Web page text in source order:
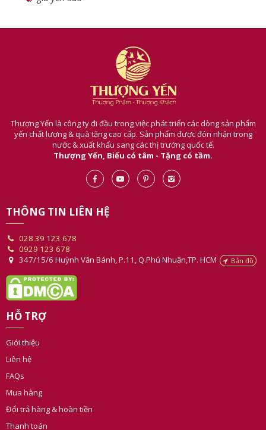
Thượng Yến là công ty đi đầu trong việc phát triển các dòng sản phẩm
yến chất lượng & quà tặng cao cấp. Sản phẩm được đón nhận trong
nước & xuất khẩu sang các thị trường quốc tế.
Thượng Yến, Biếu có tâm - Tặng có tầm.
THÔNG TIN LIÊN HỆ
028 39 123 678
0929 123 678
347/15/6 Huỳnh Văn Bánh, P.11, Q.Phú Nhuận,TP. HCM
Bản đồ
HỖ TRỢ
Giới thiệu
Liên hệ
FAQs
Mua hàng
Đổi trả hàng & hoàn tiền
Thanh toán